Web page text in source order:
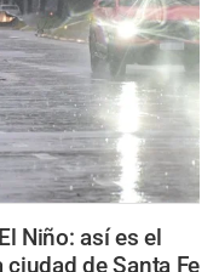
Niño: así es el
de Santa Fe